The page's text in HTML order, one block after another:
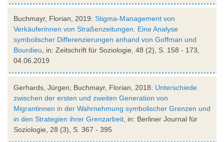
Buchmayr, Florian, 2019: Stigma-Management von
Verkäuferinnen von Straßenzeitungen. Eine Analyse
symbolischer Differenzierungen anhand von Goffman und
Bourdieu , in: Zeitschrift für Soziologie, 48 (2), S. 158 - 173,
04.06.2019
Gerhards, Jürgen; Buchmayr, Florian, 2018: Unterschiede
zwischen der ersten und zweiten Generation von
Migrantinnen in der Wahrnehmung symbolischer Grenzen und
in den Strategien ihrer Grenzarbeit , in: Berliner Journal für
Soziologie, 28 (3), S. 367 - 395